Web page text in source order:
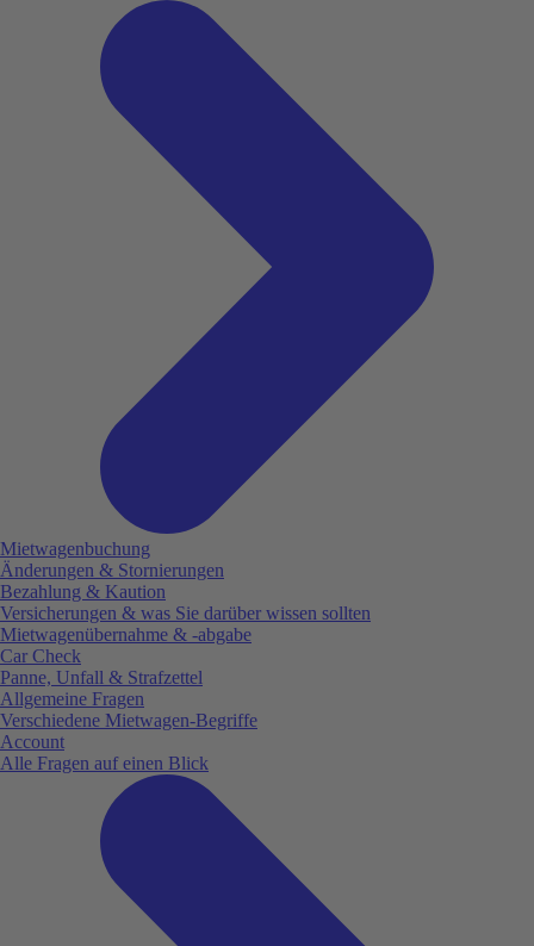
Mietwagenbuchung
Änderungen & Stornierungen
Bezahlung & Kaution
Versicherungen & was Sie darüber wissen sollten
Mietwagenübernahme & -abgabe
Car Check
Panne, Unfall & Strafzettel
Allgemeine Fragen
Verschiedene Mietwagen-Begriffe
Account
Alle Fragen auf einen Blick